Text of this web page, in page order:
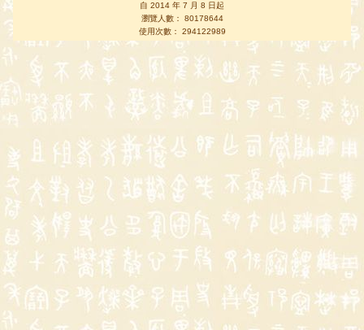
自 2014 年 7 月 8 日起
瀏覽人數： 80178644
使用次數： 294122989